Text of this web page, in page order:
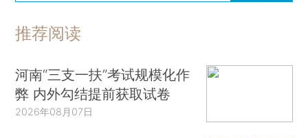
推荐阅读
河南“三支一扶”考试规模化作
弊 内外勾结提前获取试卷
2026年08月07日